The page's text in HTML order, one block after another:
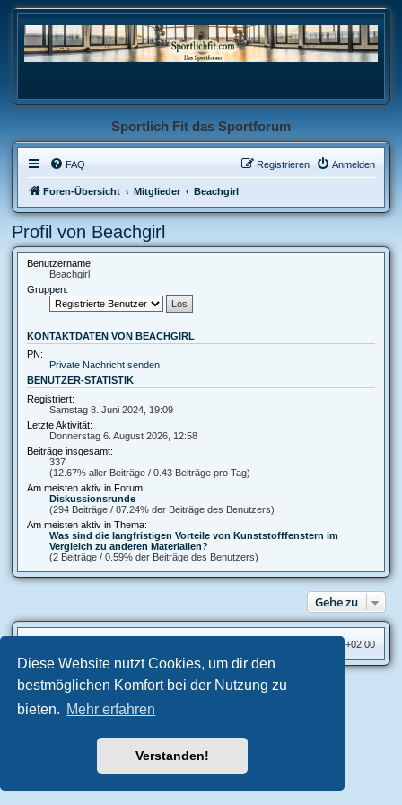
Diese Website nutzt Cookies, um dir den
bestmöglichen Komfort bei der Nutzung zu
bieten. Mehr erfahren
Verstanden!
Sportlich Fit das Sportforum
FAQ Anmelden
Registrieren
Foren-Übersicht Mitglieder Beachgirl
Profil von Beachgirl
Benutzername:
Beachgirl
Gruppen:
KONTAKTDATEN VON BEACHGIRL
PN:
Private Nachricht senden
BENUTZER-STATISTIK
Registriert:
Samstag 8. Juni 2024, 19:09
Letzte Aktivität:
Donnerstag 6. August 2026, 12:58
Beiträge insgesamt:
337
(12.67% aller Beiträge / 0.43 Beiträge pro Tag)
Am meisten aktiv in Forum:
Diskussionsrunde
(294 Beiträge / 87.24% der Beiträge des Benutzers)
Am meisten aktiv in Thema:
Was sind die langfristigen Vorteile von Kunststofffenstern im
Vergleich zu anderen Materialien?
(2 Beiträge / 0.59% der Beiträge des Benutzers)
Gehe zu
UTC+02:00
Aerostyle developed for phpBB
Powered byphpBB
Datenschutz|Nutzungsbedingungen